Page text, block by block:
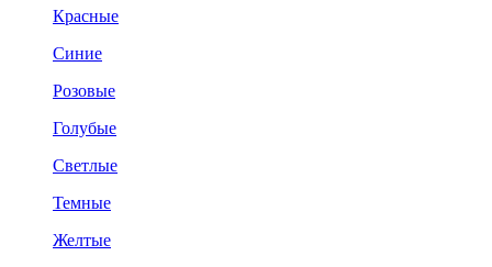
Красные
Синие
Розовые
Голубые
Светлые
Темные
Желтые